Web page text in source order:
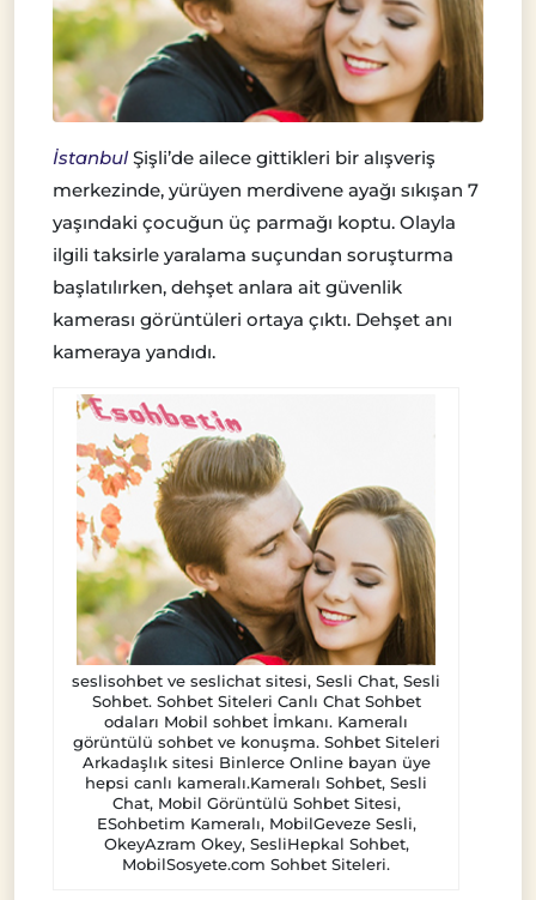
İstanbulŞişli’de ailece gittikleri bir alışveriş
merkezinde, yürüyen merdivene ayağı sıkışan 7
yaşındaki çocuğun üç parmağı koptu. Olayla
ilgili taksirle yaralama suçundan soruşturma
başlatılırken, dehşet anlara ait güvenlik
kamerası görüntüleri ortaya çıktı. Dehşet anı
kameraya yandıdı.
seslisohbet ve seslichat sitesi, Sesli Chat, Sesli
Sohbet. Sohbet Siteleri Canlı Chat Sohbet
odaları Mobil sohbet İmkanı. Kameralı
görüntülü sohbet ve konuşma. Sohbet Siteleri
Arkadaşlık sitesi Binlerce Online bayan üye
hepsi canlı kameralı.Kameralı Sohbet, Sesli
Chat, Mobil Görüntülü Sohbet Sitesi,
ESohbetim Kameralı, MobilGeveze Sesli,
OkeyAzram Okey, SesliHepkal Sohbet,
MobilSosyete.com Sohbet Siteleri.